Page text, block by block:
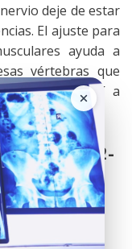
deje de estar
El ajuste para
ayuda a
vértebras que
llegando así a
al (01) 612-